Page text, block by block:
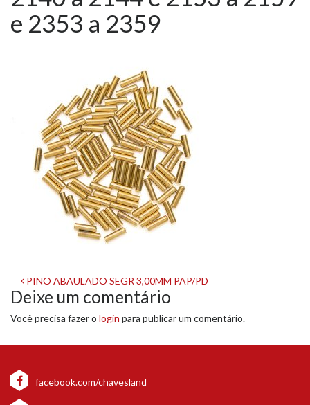
e 2353 a 2359
Navegação
de
post
PINO ABAULADO SEGR 3,00MM PAP/PD
Deixe um comentário
Você precisa fazer o login para publicar um comentário.
facebook.com/chavesland